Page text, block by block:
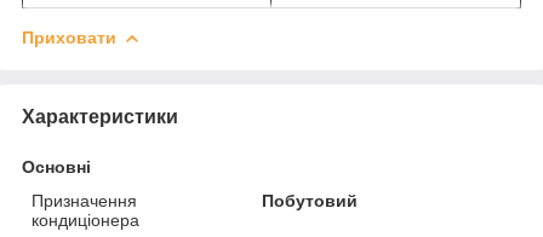
Приховати
Характеристики
Основні
Призначення
кондиціонера
Побутовий